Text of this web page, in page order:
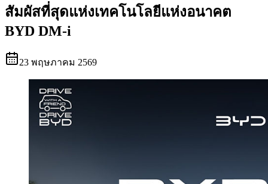
สัมผัสที่สุดแห่งเทคโนโลยีแห่งอนาคต
BYD DM-i
23 พฤษภาคม 2569